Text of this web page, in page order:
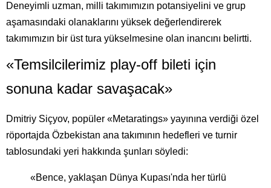
Deneyimli uzman, milli takımımızın potansiyelini ve grup
aşamasındaki olanaklarını yüksek değerlendirerek
takımımızın bir üst tura yükselmesine olan inancını belirtti.
«Temsilcilerimiz play-off bileti için
sonuna kadar savaşacak»
Dmitriy Siçyov, popüler «Metaratings» yayınına verdiği özel
röportajda Özbekistan ana takımının hedefleri ve turnir
tablosundaki yeri hakkında şunları söyledi:
«Bence, yaklaşan Dünya Kupası'nda her türlü